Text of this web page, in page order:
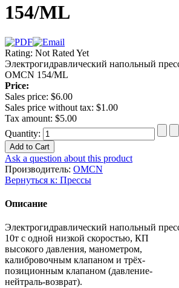
154/ML
Rating: Not Rated Yet
Электрогидравлический напольный
OMCN 154/ML
Price:
Sales price: $6.00
Sales price without tax: $1.00
Tax amount: $5.00
Quantity:
Ask a question about this product
Производитель: OMCN
Вернуться к: Прессы
Описание
Электрогидравлический напольный
10т с одной низкой скоростью, КП
высокого давления, манометром,
калибровочным клапаном и трёх-
позиционным клапаном (давление-
нейтраль-возврат).